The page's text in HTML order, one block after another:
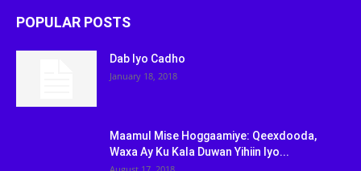
POPULAR POSTS
Dab Iyo Cadho
January 18, 2018
Maamul Mise Hoggaamiye: Qeexdooda,
Waxa Ay Ku Kala Duwan Yihiin Iyo...